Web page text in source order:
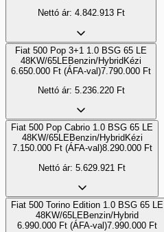
Nettó ár: 4.842.913Ft
Fiat 500 Pop 3+1 1.0 BSG 65 LE
48KW/65LEBenzin/HybridKézi
6.650.000 Ft (ÁFA-val)7.790.000 Ft
Nettó ár: 5.236.220Ft
Fiat 500 Pop Cabrio 1.0 BSG 65 LE
48KW/65LEBenzin/Hybrid Kézi
7.150.000Ft (ÁFA-val)8.290.000Ft
Nettó ár: 5.629.921 Ft
Fiat 500 Torino Edition 1.0 BSG 65 LE
48KW/65LEBenzin/Hybrid
6.990.000 Ft (ÁFA-val)7.990.000 Ft